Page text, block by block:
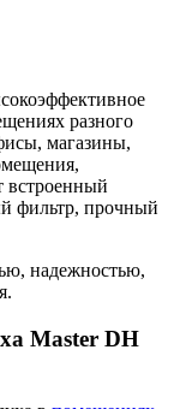
разного
магазины,
встроенный
фильтр, прочный
надежностью,
Master DH